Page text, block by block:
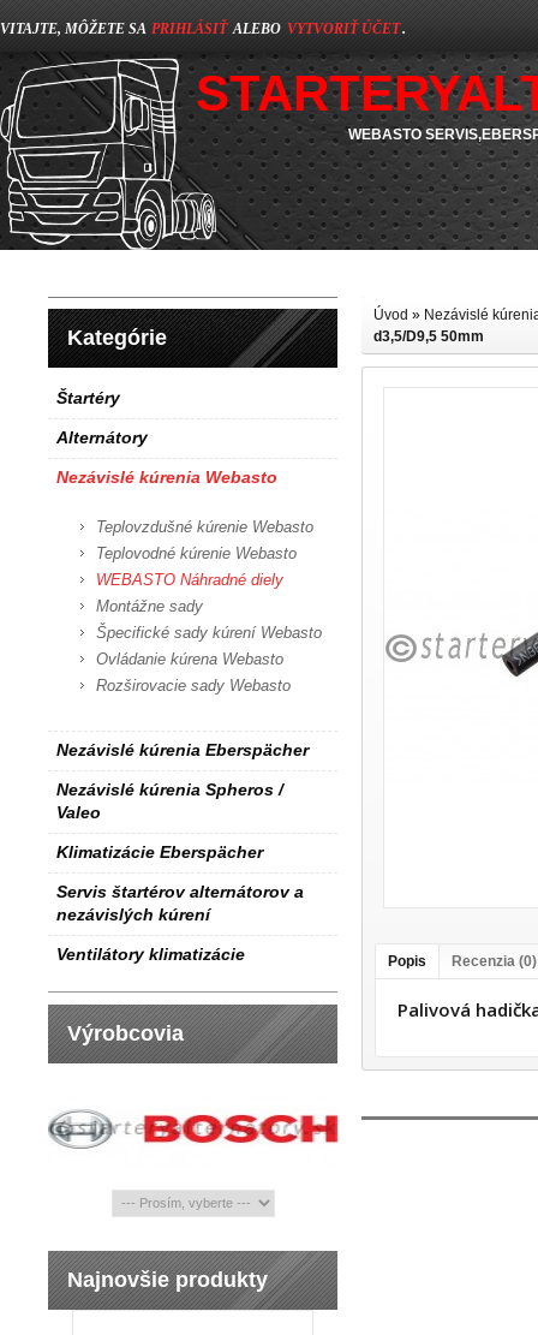
VITAJTE, MÔŽETE SA PRIHLÁSIŤ ALEBO VYTVORIŤ ÚČET.
WEBASTO
Kategórie
Štartéry
Alternátory
Nezávislé kúrenia Webasto
Teplovzdušné kúrenie Webasto
Teplovodné kúrenie Webasto
WEBASTO Náhradné diely
Montážne sady
Špecifické sady kúrení Webasto
Ovládanie kúrena Webasto
Rozširovacie sady Webasto
Nezávislé kúrenia Eberspächer
Nezávislé kúrenia Spheros /
Valeo
Klimatizácie Eberspächer
Servis štartérov alternátorov a
nezávislých kúrení
Ventilátory klimatizácie
Výrobcovia
Najnovšie produkty
Úvod » Nezávislé
d3,5/D9,5 50mm
Popis Recenzia (0)
Palivová